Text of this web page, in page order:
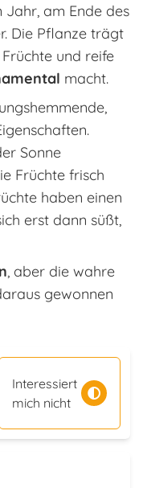
am Ende des
Die Pflanze trägt
und reife
macht.
Sonne
Früchte frisch
haben einen
erst dann süßt,
, aber die wahre
gewonnen
Interessiert
mich nicht